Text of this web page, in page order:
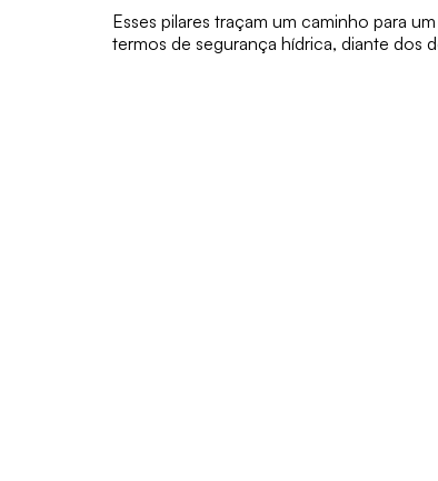
Esses pilares traçam um caminho para
termos de segurança hídrica, diante dos